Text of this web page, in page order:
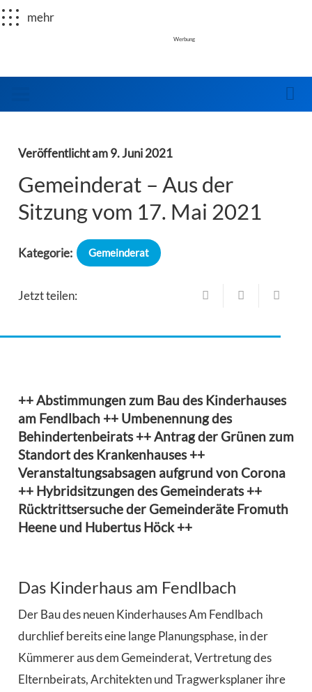
mehr
Werbung
Veröffentlicht am9. Juni 2021
Gemeinderat – Aus der
Sitzung vom 17. Mai 2021
Kategorie: Gemeinderat
Jetzt teilen:
++ Abstimmungen zum Bau des Kinderhauses
am Fendlbach ++ Umbenennung des
Behindertenbeirats ++ Antrag der Grünen zum
Standort des Krankenhauses ++
Veranstaltungsabsagen aufgrund von Corona
++ Hybridsitzungen des Gemeinderats ++
Rücktrittsersuche der Gemeinderäte Fromuth
Heene und Hubertus Höck ++
Das Kinderhaus am Fendlbach
Der Bau des neuen Kinderhauses Am Fendlbach
durchlief bereits eine lange Planungsphase, in der
Kümmerer aus dem Gemeinderat, Vertretung des
Elternbeirats, Architekten und Tragwerksplaner ihre